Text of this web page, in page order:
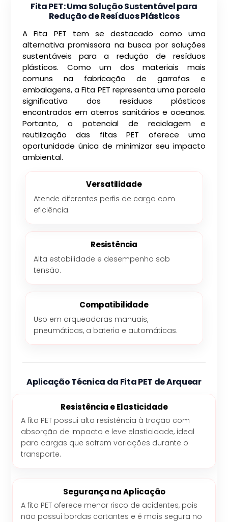
Fita PET: Uma Solução Sustentável para
Redução de Resíduos Plásticos
A Fita PET tem se destacado como uma
alternativa promissora na busca por soluções
sustentáveis para a redução de resíduos
plásticos. Como um dos materiais mais
comuns na fabricação de garrafas e
embalagens, a Fita PET representa uma parcela
significativa dos resíduos plásticos
encontrados em aterros sanitários e oceanos.
Portanto, o potencial de reciclagem e
reutilização das fitas PET oferece uma
oportunidade única de minimizar seu impacto
ambiental.
Versatilidade
Atende diferentes perfis de carga com
eficiência.
Resistência
Alta estabilidade e desempenho sob
tensão.
Compatibilidade
Uso em arqueadoras manuais,
pneumáticas, a bateria e automáticas.
Aplicação Técnica da Fita PET de Arquear
Resistência e Elasticidade
A fita PET possui alta resistência à tração com
absorção de impacto e leve elasticidade, ideal
para cargas que sofrem variações durante o
transporte.
Segurança na Aplicação
A fita PET oferece menor risco de acidentes, pois
não possui bordas cortantes e é mais segura no